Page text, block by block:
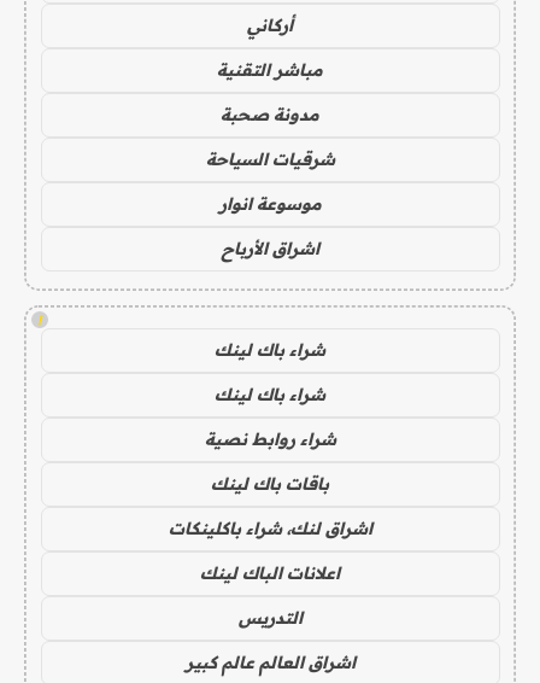
أركاني
مباشر التقنية
مدونة صحبة
شرقيات السياحة
موسوعة انوار
اشراق الأرباح
!
شراء باك لينك
شراء باك لينك
شراء روابط نصية
باقات باك لينك
اشراق لنك، شراء باكلينكات
اعلانات الباك لينك
التدريس
اشراق العالم عالم كبير